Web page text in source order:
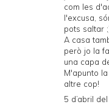
com les
l'excusa,
pots saltar
A casa
però jo la
una capa
M'apunto
altre cop!
5 d’abril